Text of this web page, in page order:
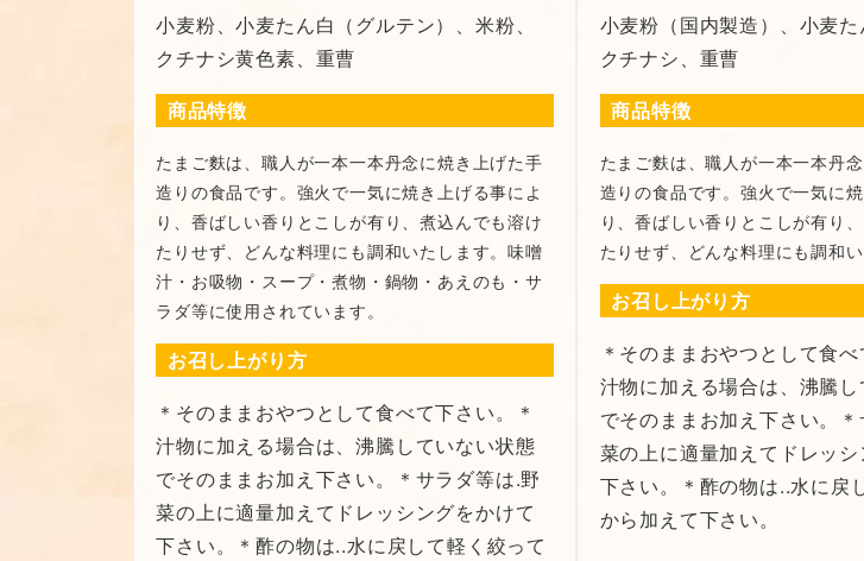
小麦粉、小麦たん白（グルテン）、米粉、
クチナシ黄色素、重曹
商品特徴
たまご麩は、職人が一本一本丹念に焼き上げた手
造りの食品です。強火で一気に焼き上げる事によ
り、香ばしい香りとこしが有り、煮込んでも溶け
たりせず、どんな料理にも調和いたします。味噌
汁・お吸物・スープ・煮物・鍋物・あえのも・サ
ラダ等に使用されています。
お召し上がり方
＊そのままおやつとして食べて下さい。＊
汁物に加える場合は、沸騰していない状態
でそのままお加え下さい。＊サラダ等は.野
菜の上に適量加えてドレッシングをかけて
下さい。＊酢の物は..水に戻して軽く絞って
小麦粉（国内製造）、小麦た
クチナシ、重曹
商品特徴
たまご麩は、職人が一本一本丹
造りの食品です。強火で一気に
り、香ばしい香りとこしが有り
たりせず、どんな料理にも調和い
お召し上がり方
＊そのままおやつとして食べ
汁物に加える場合は、沸騰
でそのままお加え下さい。
菜の上に適量加えてドレッ
下さい。＊酢の物は..水に戻
から加えて下さい。